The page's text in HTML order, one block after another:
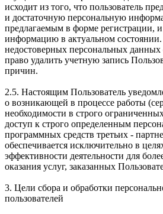
исходит из того, что пользователь
и достаточную персональную
предлагаемым в форме регистрации,
информацию в актуальном
недостоверных персональных данных
право удалить учетную запись
причин.
2.5. Настоящим Пользователь
о возникающей в процессе работы
необходимости в строго
доступ к строго определенным
программных средств третьих -
обеспечивается исключительно в
эффективности деятельности для
оказания услуг, заказанных
3. Цели сбора и обработки
пользователей